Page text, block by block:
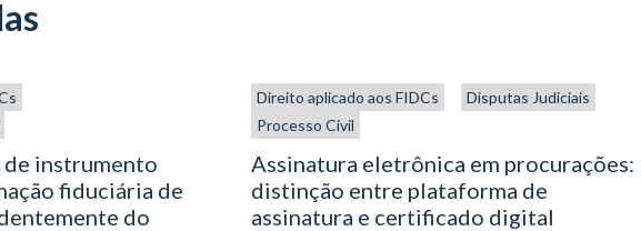
de instrumento
fiduciária de
do
Direito aplicado aos FIDCs
Disputas Judiciais
Processo Civil
Assinatura eletrônica em procurações:
distinção entre plataforma de
assinatura e certificado digital